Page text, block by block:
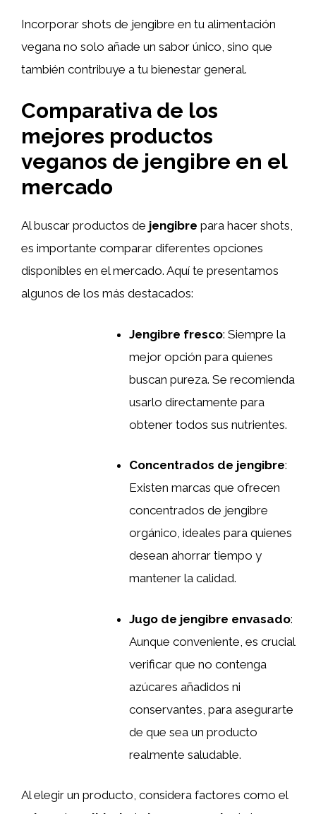
Incorporar shots de jengibre en tu alimentación
vegana no solo añade un sabor único, sino que
también contribuye a tu bienestar general.
Comparativa de los
mejores productos
veganos de jengibre en el
mercado
Al buscar productos de jengibre para hacer shots,
es importante comparar diferentes opciones
disponibles en el mercado. Aquí te presentamos
algunos de los más destacados:
Jengibre fresco: Siempre la
mejor opción para quienes
buscan pureza. Se recomienda
usarlo directamente para
obtener todos sus nutrientes.
Concentrados de jengibre:
Existen marcas que ofrecen
concentrados de jengibre
orgánico, ideales para quienes
desean ahorrar tiempo y
mantener la calidad.
Jugo de jengibre envasado:
Aunque conveniente, es crucial
verificar que no contenga
azúcares añadidos ni
conservantes, para asegurarte
de que sea un producto
realmente saludable.
Al elegir un producto, considera factores como el